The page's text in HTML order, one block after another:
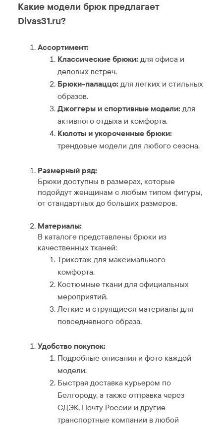
Какие модели брюк предлагает
Divas31.ru?
Ассортимент:
Классические брюки: для офиса и
деловых встреч.
Брюки-палаццо: для легких и стильных
образов.
Джоггеры и спортивные модели: для
активного отдыха и комфорта.
Кюлоты и укороченные брюки:
трендовые модели для любого сезона.
Размерный ряд:
Брюки доступны в размерах, которые
подойдут женщинам с любым типом фигуры,
от стандартных до больших размеров.
Материалы:
В каталоге представлены брюки из
качественных тканей:
Трикотаж для максимального
комфорта.
Костюмные ткани для официальных
мероприятий.
Легкие и струящиеся материалы для
повседневного образа.
Удобство покупок:
Подробные описания и фото каждой
модели.
Быстрая доставка курьером по
Белгороду, а также отправка через
СДЭК, Почту России и другие
транспортные компании в любой